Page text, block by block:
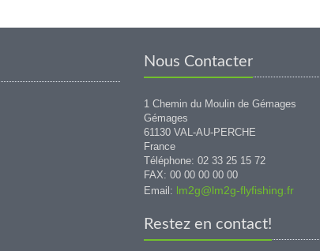
Nous Contacter
1 Chemin du Moulin de Gémages
Gémages
61130 VAL-AU-PERCHE
France
Téléphone: 02 33 25 15 72
FAX: 00 00 00 00 00
Email: lm2g@lm2g-flyfishing.fr
Restez en contact!